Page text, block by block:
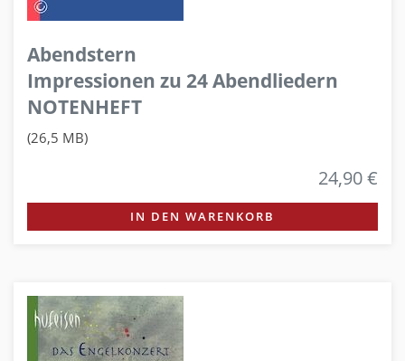
Abendstern
Impressionen zu 24 Abendliedern
NOTENHEFT
(26,5 MB)
24,90 €
IN DEN WARENKORB